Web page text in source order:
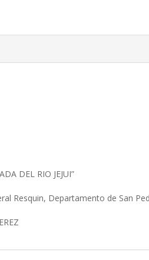
DEL RIO JEJUI”
Resquin, Departamento de San